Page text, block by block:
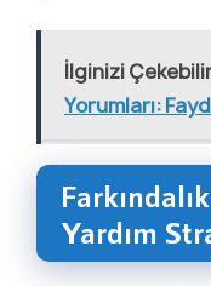
İlginizi
Yorumları:
Yardım